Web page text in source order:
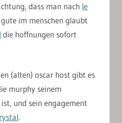
dass man nach le
im menschen glaubt
die hoffnungen sofort
(alten) oscar host gibt es
murphy seinem
und sein engagement
.